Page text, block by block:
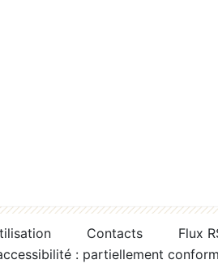
Contacts
Flux
: partiellement